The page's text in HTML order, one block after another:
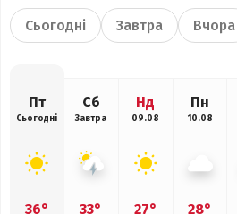
Сьогодні Завтра Вчора
Пт
Сьогодні
36°
Сб
Завтра
33°
Нд
09.08
27°
Пн
10.08
28°